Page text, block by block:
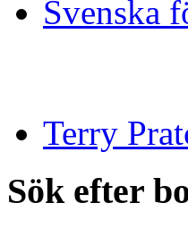
Svenska
Terry
Sök efter